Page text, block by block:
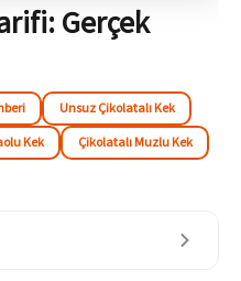
Gerçek
Unsuz Çikolatalı Kek
Kek Çikolatalı Muzlu Kek